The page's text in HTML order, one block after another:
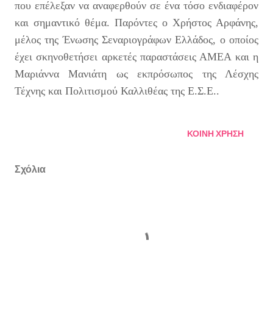
που επέλεξαν να αναφερθούν σε ένα τόσο ενδιαφέρον
και σημαντικό θέμα. Παρόντες ο Χρήστος Αρφάνης,
μέλος της Ένωσης Σεναριογράφων Ελλάδος, ο οποίος
έχει σκηνοθετήσει αρκετές παραστάσεις ΑΜΕΑ και η
Μαριάννα Μανιάτη ως εκπρόσωπος της Λέσχης
Τέχνης και Πολιτισμού Καλλιθέας της Ε.Σ.Ε..
ΚΟΙΝΉ ΧΡΉΣΗ
Σχόλια